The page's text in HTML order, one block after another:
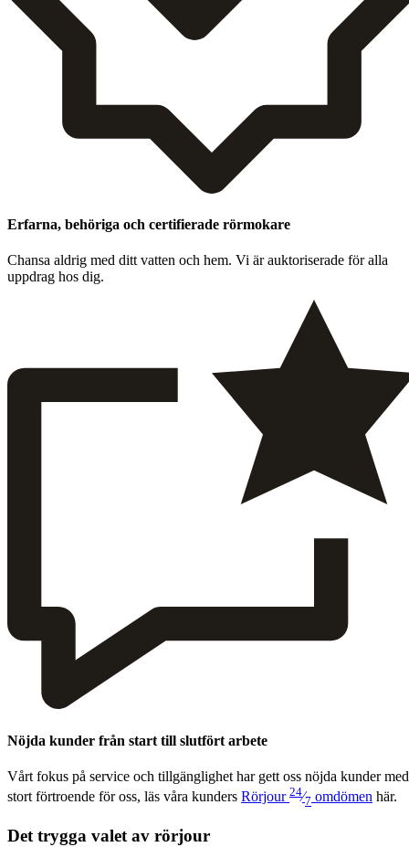
Erfarna, behöriga och certifierade rörmokare
Chansa aldrig med ditt vat­ten och hem. Vi är auk­toris­er­ade för alla
upp­drag hos dig.
Nöjda kunder från start till slutfört arbete
Vårt fokus på ser­vice och till­gäng­lighet har gett oss nöj­da kun­der med
stort förtroende för oss, läs våra kun­ders Rör­jour 24⁄7 omdö­men här.
Det trygga valet av rörjour